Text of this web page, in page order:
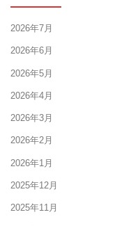
2026年7月
2026年6月
2026年5月
2026年4月
2026年3月
2026年2月
2026年1月
2025年12月
2025年11月